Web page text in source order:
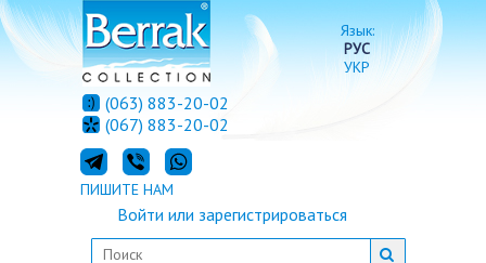
Язык:
РУС
УКР
Войти или зарегистрироваться
(063) 883-20-02
(067) 883-20-02
ПИШИТЕ НАМ